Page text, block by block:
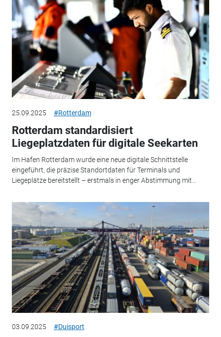
25.09.2025 #Rotterdam
Rotterdam standardisiert
Liegeplatzdaten für digitale Seekarten
Im Hafen Rotterdam wurde eine neue digitale Schnittstelle
eingeführt, die präzise Standortdaten für Terminals und
Liegeplätze bereitstellt – erstmals in enger Abstimmung mit...
03.09.2025 #Duisport